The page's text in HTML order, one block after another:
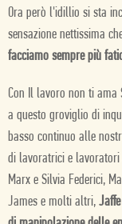
Ora però l'idillio si sta
sensazione nettissima
facciamo sempre più
Con Il lavoro non ti ama
a questo groviglio di
basso continuo alle
di lavoratrici e lavoratori
Marx e Silvia Federici,
James e molti altri,